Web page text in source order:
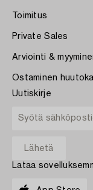
Toimitus
Private Sales
Arviointi &
Ostaminen
Uutiskirje
Lataa